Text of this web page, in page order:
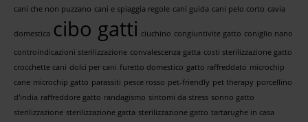
cani che non puzzano cani e spiaggia regole cani guida cani pelo corto cavia
domestica cibo gatti ciuchino congiuntivite gatto coniglio nano
controindicazioni sterilizzazione convalescenza gatta costi sterilizzazione gatto
crocchette cani dolci per cani furetto domestico gatto raffreddato microchip
cane microchip gatto parassiti pesce rosso pet-friendly pet therapy porcellino
d'india raffreddore gatto randagismo sintomi da stress sonno gatto
sterilizzazione sterilizzazione gatta sterilizzazione gatto tartarughe in casa